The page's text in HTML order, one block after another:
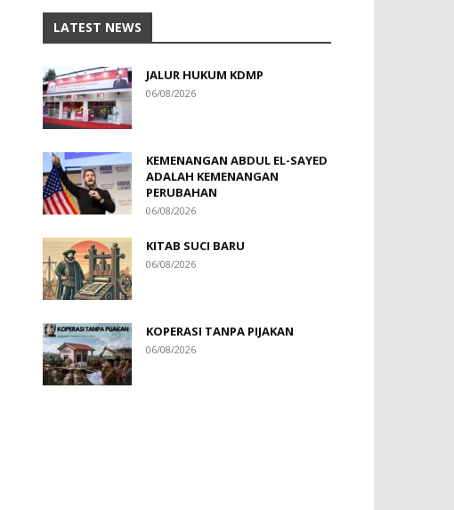
LATEST NEWS
JALUR HUKUM KDMP
06/08/2026
KEMENANGAN ABDUL EL-SAYED
ADALAH KEMENANGAN
PERUBAHAN
06/08/2026
KITAB SUCI BARU
06/08/2026
KOPERASI TANPA PIJAKAN
06/08/2026